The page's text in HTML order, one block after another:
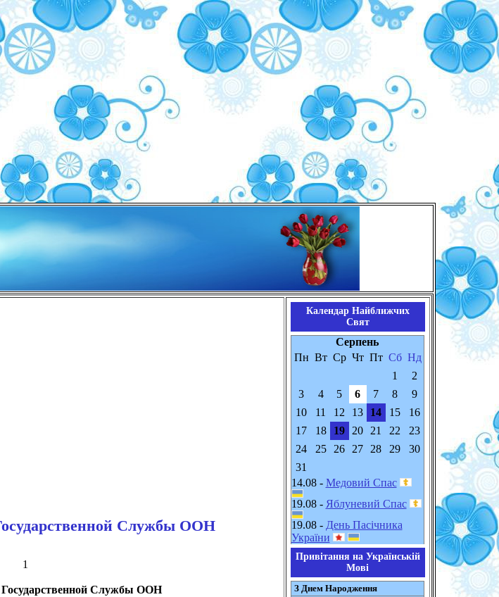
Службы ООН
1
Государственной Службы ООН
Календар Найближчих
Свят
Серпень
Пн Вт Ср Чт Пт Сб Нд
1
2
3
4 5 6 7 8
9
10
11 12 13 14 15
16
17
18 19 20 21 22
23
24
25 26 27 28 29
30
31
14.08 - Медовий Спас
19.08 - Яблуневий Спас
19.08 - День Пасічника
України
Привітання на Українській
Мові
З Днем Народження